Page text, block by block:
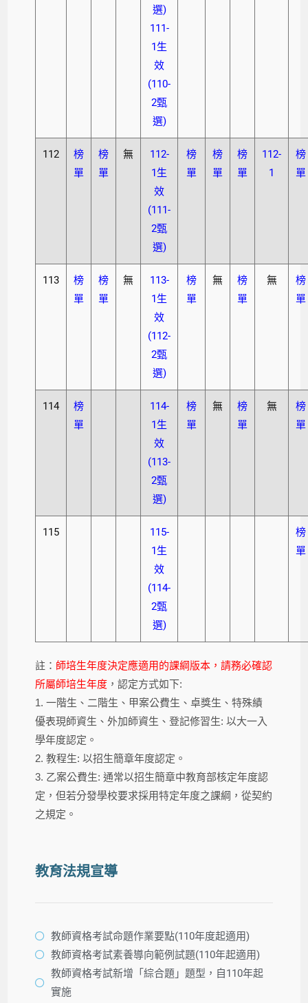
選)
111-
1生
效
(110-
2甄
選)
112
榜
單
榜
單
無
112-
1生
效
(111-
2甄
選)
榜
單
榜
單
榜
單
112-
1
榜
單
113
榜
單
榜
單
無
113-
1生
效
(112-
2甄
選)
榜
單
無
榜
單
無
榜
單
114
榜
單
114-
1生
效
(113-
2甄
選)
榜
單
無
榜
單
無
榜
單
115
115-
1生
效
(114-
2甄
選)
榜
單
註： 師培生年度決定應適用的課綱版本，請務必確認
所屬師培生年度 ，認定方式如下:
1. 一階生、二階生、甲案公費生、卓獎生、特殊績
優表現師資生、外加師資生、登記修習生: 以大一入
學年度認定。
2. 教程生: 以招生簡章年度認定。
3. 乙案公費生: 通常以招生簡章中教育部核定年度認
定，但若分發學校要求採用特定年度之課綱，從契約
之規定。
教育法規宣導
教師資格考試命題作業要點(110年度起適用)
教師資格考試素養導向範例試題(110年起適用)
教師資格考試新增「綜合題」題型，自110年起
實施